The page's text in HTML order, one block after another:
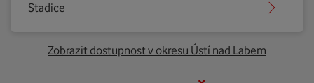
Stadice
Zobrazit dostupnost v okresu Ústí nad Labem